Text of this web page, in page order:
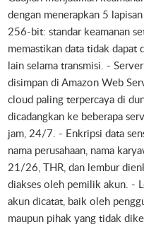
dengan menerapkan 5
256-bit: standar keamanan
memastikan data tidak dapat
lain selama transmisi. -
disimpan di Amazon Web
cloud paling terpercaya di
dicadangkan ke beberapa
jam, 24/7. - Enkripsi data
nama perusahaan, nama
21/26, THR, dan lembur
diakses oleh pemilik akun. -
akun dicatat, baik oleh
maupun pihak yang tidak